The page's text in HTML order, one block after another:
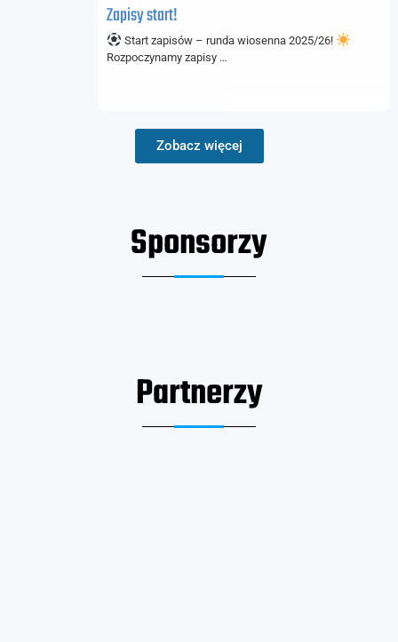
Zapisy start!
Start zapisów – runda wiosenna 2025/26!
Rozpoczynamy zapisy …
Zobacz więcej
Sponsorzy
Partnerzy